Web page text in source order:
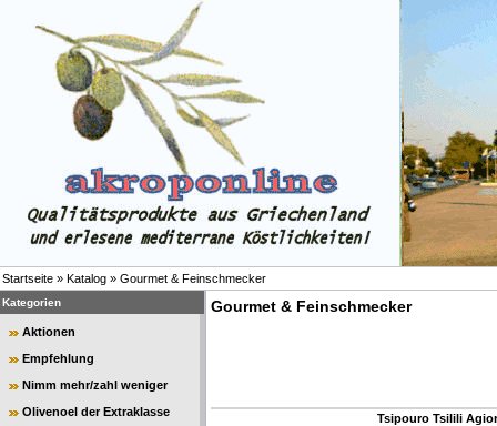
Startseite » Katalog » Gourmet & Feinschmecker
Kategorien
Aktionen
Empfehlung
Nimm mehr/zahl weniger
Olivenoel der Extraklasse
Gourmet & Feinschmecker
Tsipouro Tsilili